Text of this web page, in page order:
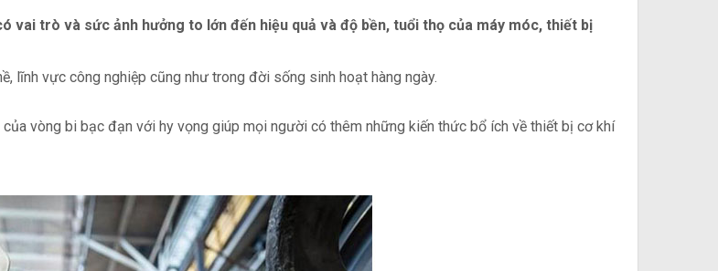
vai trò và sức ảnh hưởng to lớn đến hiệu quả và độ bền, tuổi thọ của máy móc, thiết bị
lĩnh vực công nghiệp cũng như trong đời sống sinh hoạt hàng ngày.
vòng bi bạc đạn với hy vọng giúp mọi người có thêm những kiến thức bổ ích về thiết bị cơ khí